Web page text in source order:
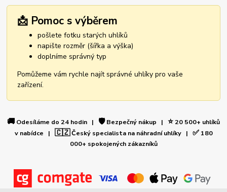
📩 Pomoc s výběrem
pošlete fotku starých uhlíků
napište rozměr (šířka a výška)
doplníme správný typ
Pomůžeme vám rychle najít správné uhlíky pro vaše
zařízení.
🚚 Odesíláme do 24 hodin | 🛡️Bezpečný nákup | ⭐20 500+ uhlíků
v nabídce | 🇨🇿Český specialista na náhradní uhlíky | ✅180
000+ spokojených zákazníků